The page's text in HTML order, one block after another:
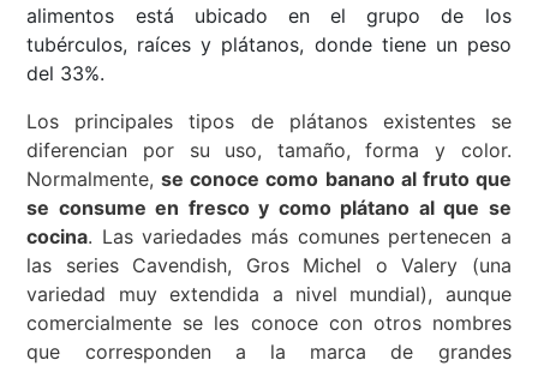
alimentos está ubicado en el grupo de los
tubérculos, raíces y plátanos, donde tiene un peso
del 33%.
Los principales tipos de plátanos existentes se
diferencian por su uso, tamaño, forma y color.
Normalmente,se conoce como banano al fruto que
se consume en fresco y como plátano al que se
cocina. Las variedades más comunes pertenecen a
las series Cavendish, Gros Michel o Valery (una
variedad muy extendida a nivel mundial), aunque
comercialmente se les conoce con otros nombres
que corresponden a la marca de grandes